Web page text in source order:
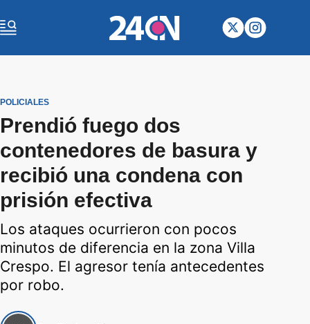
POLICIALES
Prendió fuego dos
contenedores de basura y
recibió una condena con
prisión efectiva
Los ataques ocurrieron con pocos
minutos de diferencia en la zona Villa
Crespo. El agresor tenía antecedentes
por robo.